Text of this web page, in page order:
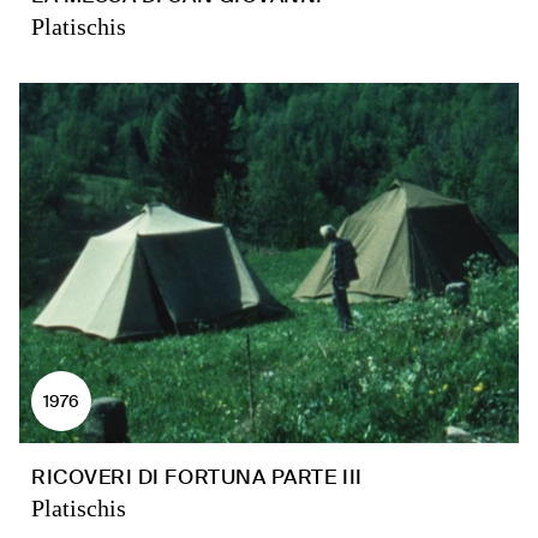
Platischis
1976
RICOVERI DI FORTUNA PARTE III
Platischis